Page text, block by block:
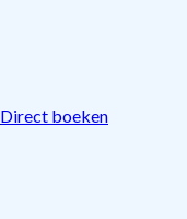
Direct boeken